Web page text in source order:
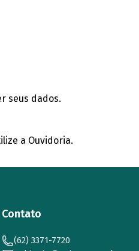
seus dados.
a Ouvidoria.
Contato
(62) 3371-7720